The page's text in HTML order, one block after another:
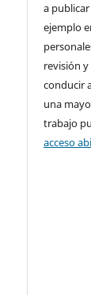
a
ejemplo
revisión
conducir
una
trabajo
acceso